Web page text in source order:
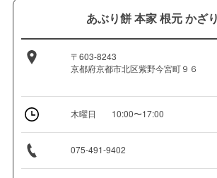
あぶり餅 本家 根元 かざ
〒603-8243
京都府京都市北区紫野今宮町９６
木曜日 10:00〜17:00
075-491-9402